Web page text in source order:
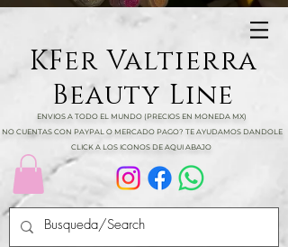
KFer Valtierra
Beauty Line
ENVIOS A TODO EL MUNDO (PRECIOS EN MONEDA MX)
NO CUENTAS CON PAYPAL O MERCADO PAGO? TE AYUDAMOS DANDOLE
CLICK A LOS ICONOS DE AQUI ABAJO